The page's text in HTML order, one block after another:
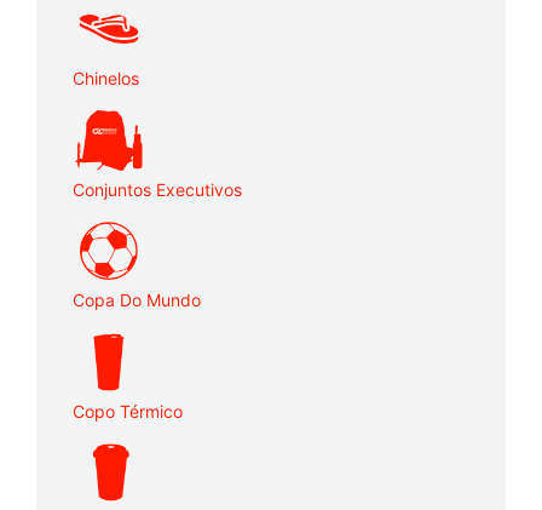
Chinelos
Conjuntos Executivos
Copa Do Mundo
Copo Térmico